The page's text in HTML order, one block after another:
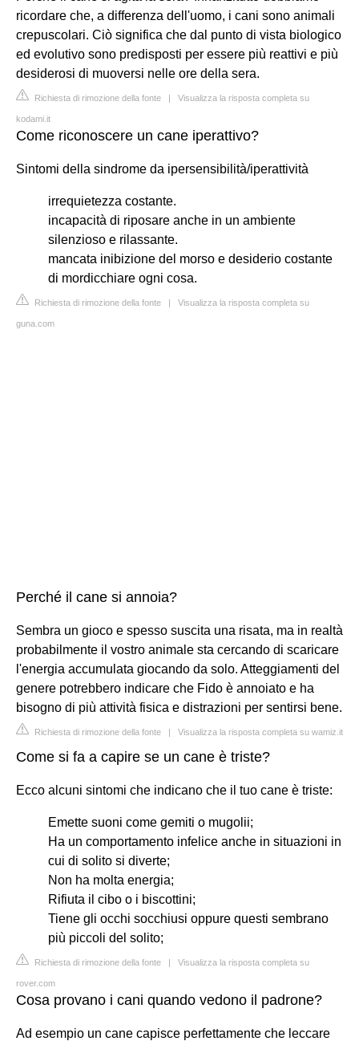
ricordare che, a differenza dell'uomo, i cani sono animali
crepuscolari. Ciò significa che dal punto di vista biologico
ed evolutivo sono predisposti per essere più reattivi e più
desiderosi di muoversi nelle ore della sera.
Richiesta di rimozione della fonte | Visualizza la risposta completa su
kodami.it
Come riconoscere un cane iperattivo?
Sintomi della sindrome da ipersensibilità/iperattività
irrequietezza costante.
incapacità di riposare anche in un ambiente
silenzioso e rilassante.
mancata inibizione del morso e desiderio costante
di mordicchiare ogni cosa.
Richiesta di rimozione della fonte | Visualizza la risposta completa su
guna.com
Perché il cane si annoia?
Sembra un gioco e spesso suscita una risata, ma in realtà
probabilmente il vostro animale sta cercando di scaricare
l'energia accumulata giocando da solo. Atteggiamenti del
genere potrebbero indicare che Fido è annoiato e ha
bisogno di più attività fisica e distrazioni per sentirsi bene.
Richiesta di rimozione della fonte | Visualizza la risposta completa su wamiz.it
Come si fa a capire se un cane è triste?
Ecco alcuni sintomi che indicano che il tuo cane è triste:
Emette suoni come gemiti o mugolii;
Ha un comportamento infelice anche in situazioni in
cui di solito si diverte;
Non ha molta energia;
Rifiuta il cibo o i biscottini;
Tiene gli occhi socchiusi oppure questi sembrano
più piccoli del solito;
Richiesta di rimozione della fonte | Visualizza la risposta completa su
rover.com
Cosa provano i cani quando vedono il padrone?
Ad esempio un cane capisce perfettamente che leccare